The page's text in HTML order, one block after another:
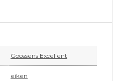
Goossens Excellent
eiken